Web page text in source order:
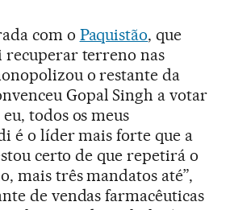
com o Paquistão, que
terreno nas
o restante da
Gopal Singh a votar
todos os meus
é o líder mais forte que a
certo de que repetirá o
mais três mandatos até”,
de vendas farmacêuticas